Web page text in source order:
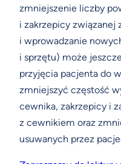
zmniejszenie liczby
i zakrzepicy związanej
i wprowadzanie
i sprzętu) może
przyjęcia pacjenta do
zmniejszyć częstość
cewnika, zakrzepicy i
z cewnikiem oraz
usuwanych przez